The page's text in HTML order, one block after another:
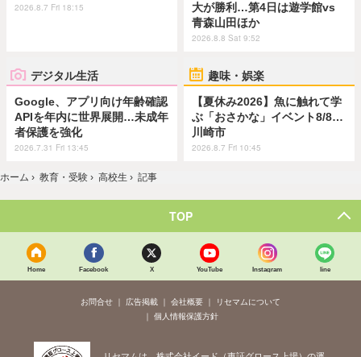
2026.8.7 Fri 18:15
大が勝利…第4日は遊学館vs
青森山田ほか
2026.8.8 Sat 9:52
デジタル生活
Google、アプリ向け年齢確認
APIを年内に世界展開…未成年
者保護を強化
2026.7.31 Fri 13:45
趣味・娯楽
【夏休み2026】魚に触れて学
ぶ「おさかな」イベント8/8…
川崎市
2026.8.7 Fri 10:45
ホーム › 教育・受験 › 高校生 › 記事
TOP
Home Facebook X YouTube Instagram line
お問合せ 広告掲載 会社概要
リセマムについて
個人情報保護方針